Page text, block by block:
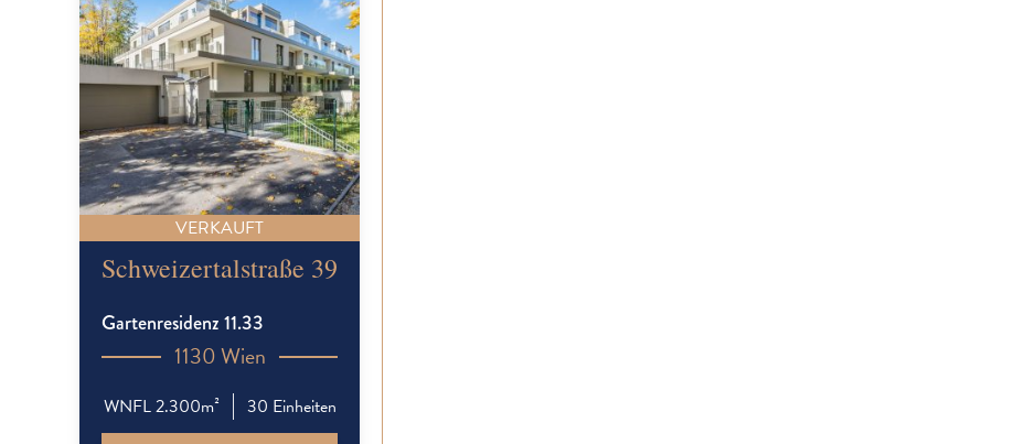
VERKAUFT
Schweizertalstraße 39
Gartenresidenz 11.33
1130 Wien
WNFL 2.300m²
30 Einheiten